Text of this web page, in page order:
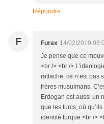
Répondre
F Furax 14/02/2019
Je pense que ce
<br /> <br />
rattache, ce n’est pas
frères musulmans.
Erdogan est aussi un
que les turcs, où
identité turque.<br />